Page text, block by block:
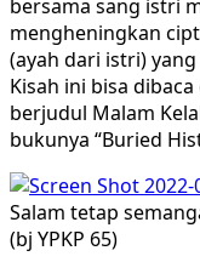
bersama sang istri
mengheningkan
(ayah dari istri)
Kisah ini bisa
berjudul Malam
bukunya “Buried
Salam tetap
(bj YPKP 65)